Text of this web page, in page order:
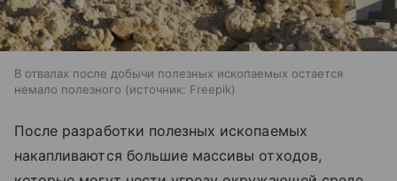
В отвалах после добычи полезных ископаемых остается
немало полезного
источник: Freepik
После разработки полезных ископаемых
накапливаются большие массивы отходов,